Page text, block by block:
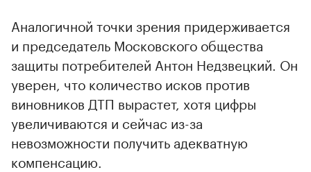
Аналогичной точки зрения придерживается
и председатель Московского общества
защиты потребителей Антон Недзвецкий. Он
уверен, что количество исков против
виновников ДТП вырастет, хотя цифры
увеличиваются и сейчас из-за
невозможности получить адекватную
компенсацию.